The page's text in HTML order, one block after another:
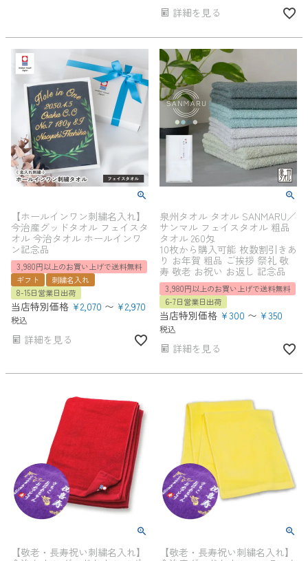
詳細を見る
【ホールインワン刺繍名入れ】
今治産グッドタオル フェイスタ
オル 今治タオル ホールインワ
ン記念品
3,980円以上のお買い上げで送料無料
ギフト
刺繍名入れ
8-15日営業日出荷
当店特別価格 ¥2,070 〜 ¥2,970
税込
詳細を見る
泉州タオル タオル SANMARU／
サンマル フェイスタオル 粗品
タオル 260匁
10枚から購入可能 枚数割引きあ
り お年賀 粗品 ご挨拶 祭礼 敬
寿 敬老 お祝い お返し 記念品
3,980円以上のお買い上げで送料無料
6-7日営業日出荷
当店特別価格 ¥300 〜 ¥350
税込
詳細を見る
【敬老・長寿祝い刺繍名入れ】
【敬老・長寿祝い刺繍名入れ】